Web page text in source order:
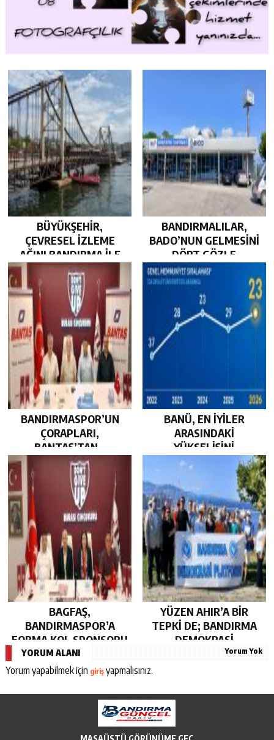
BÜYÜKŞEHİR,
ÇEVRESEL İZLEME
AĞINI BANDIRMA İLE
GÜÇLENDİRDİ…
BANDIRMALILAR,
BADO’NUN GELMESİNİ
DÖRT GÖZLE
BEKLİYOR…
BANDIRMASPOR’UN
ÇORAPLARI,
BANTAŞ’TAN…
BANÜ, EN İYİLER
ARASINDAKİ
YÜKSELİŞİNİ
SÜRDÜRDÜ…
BAGFAŞ,
BANDIRMASPOR’A
FORMA KOL SPONSORU
OLARAK KUCAK AÇTI…
YÜZEN AHIR’A BİR
TEPKİ DE; BANDIRMA
DEMOKRASİ
PLATFORMU’NDAN…
YORUM ALANI Yorum Yok
Yorum yapabilmek için girişyapmalısınız.